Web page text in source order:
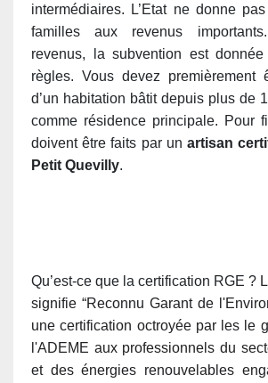
intermédiaires. L’Etat ne donne
familles aux revenus
revenus, la subvention est
règles. Vous devez premièrement
d’un habitation bâtit depuis plus de
comme résidence principale. Pour
doivent être faits par unartisan
Petit Quevilly.
Qu’est-ce que la certification RGE ?
signifie “Reconnu Garant de
une certification octroyée par les le
l'ADEME aux professionnels du
et des énergies renouvelables